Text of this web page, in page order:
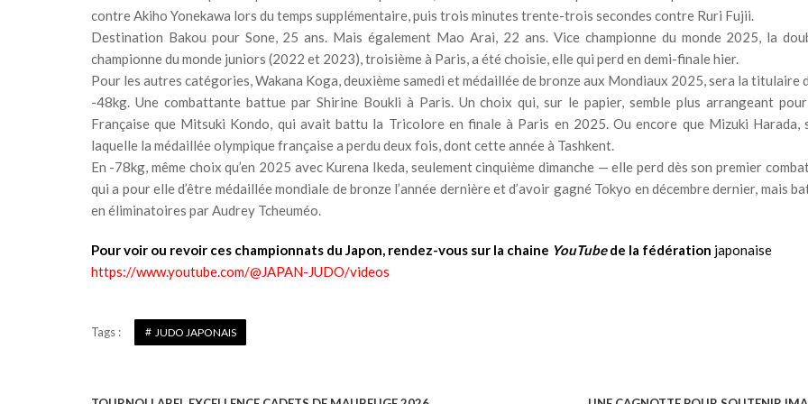
contre Akiho Yonekawa lors du temps supplémentaire, puis trois minutes trente-trois secondes contre Ruri Fujii.
Destination Bakou pour Sone, 25 ans. Mais également Mao Arai, 22 ans. Vice championne du monde 2025, la
championne du monde juniors (2022 et 2023), troisième à Paris, a été choisie, elle qui perd en demi-finale hier.
Pour les autres catégories, Wakana Koga, deuxième samedi et médaillée de bronze aux Mondiaux 2025, sera la titulaire
-48kg. Une combattante battue par Shirine Boukli à Paris. Un choix qui, sur le papier, semble plus arrangeant
Française que Mitsuki Kondo, qui avait battu la Tricolore en finale à Paris en 2025. Ou encore que Mizuki Harada,
laquelle la médaillée olympique française a perdu deux fois, dont cette année à Tashkent.
En -78kg, même choix qu’en 2025 avec Kurena Ikeda, seulement cinquième dimanche — elle perd dès son premier
qui a pour elle d’être médaillée mondiale de bronze l’année dernière et d’avoir gagné Tokyo en décembre dernier, mais
en éliminatoires par Audrey Tcheuméo.
Pour voir ou revoir ces championnats du Japon, rendez-vous sur la chaine YouTubede la fédération japonaise
https://www.youtube.com/@JAPAN-JUDO/videos
Tags : JUDO JAPONAIS